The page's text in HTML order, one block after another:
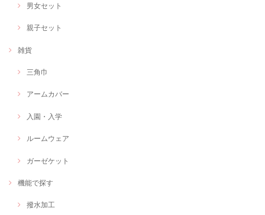
男女セット
親子セット
雑貨
三角巾
アームカバー
入園・入学
ルームウェア
ガーゼケット
機能で探す
撥水加工